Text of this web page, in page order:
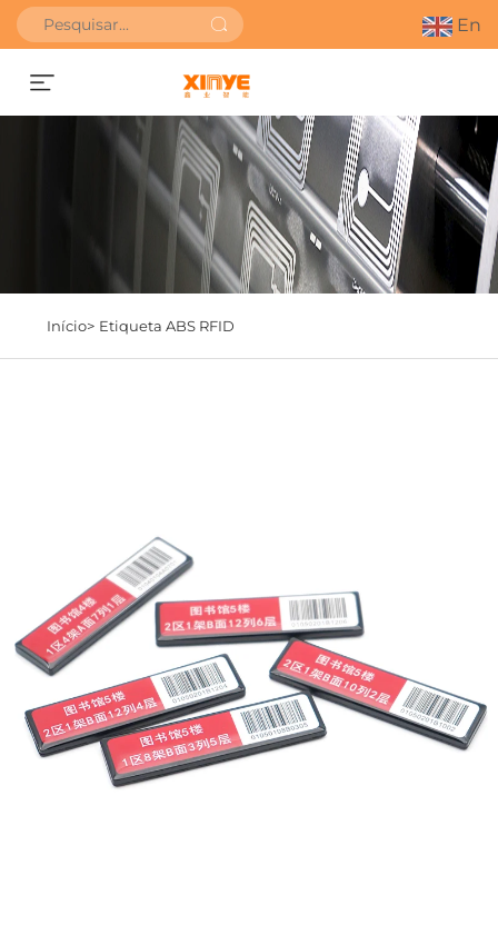
En
Obter orçamento
Início> Etiqueta ABS RFID